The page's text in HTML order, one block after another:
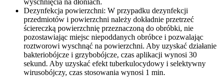
Dezynfekcja powierzchni: W przypadku dezynfekcji
przedmiotów i powierzchni należy dokładnie przetrzeć
ściereczką powierzchnię przeznaczoną do obróbki, nie
pozostawiając miejsc niepoddanych obróbce i pozwalając
roztworowi wyschnąć na powierzchni. Aby uzyskać działanie
bakteriobójcze i grzybobójcze, czas aplikacji wynosi 30
sekund. Aby uzyskać efekt tuberkulocydowy i selektywny
wirusobójczy, czas stosowania wynosi 1 min.